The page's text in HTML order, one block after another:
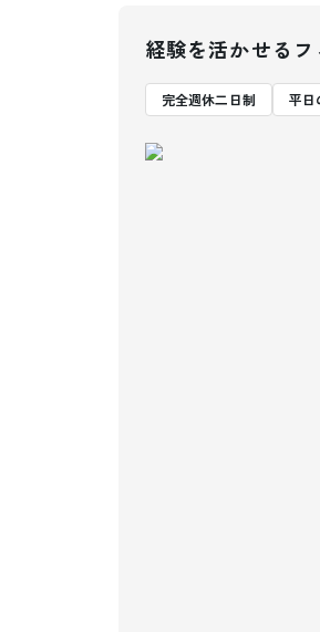
経験を活かせる
完全週休二日制 平日